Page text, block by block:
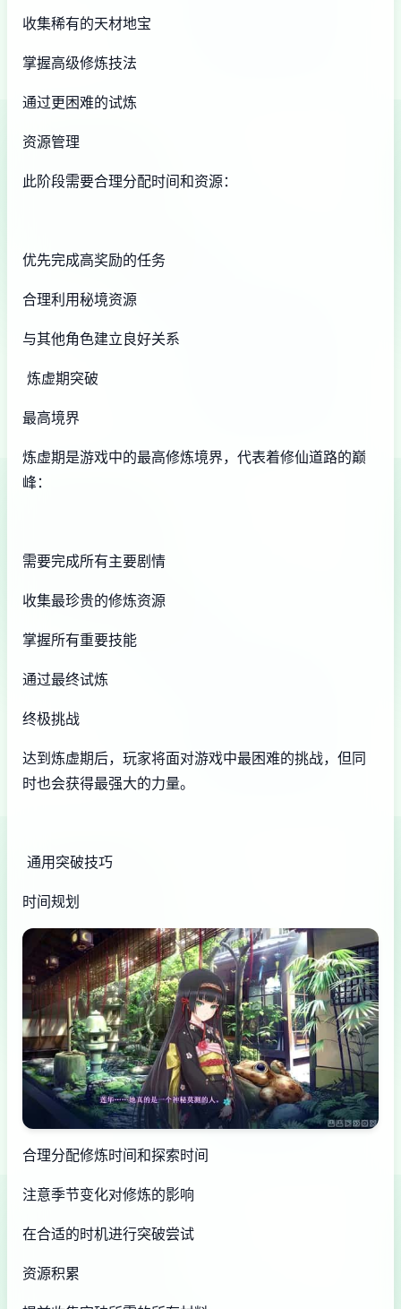
收集稀有的天材地宝
掌握高级修炼技法
通过更困难的试炼
资源管理
此阶段需要合理分配时间和资源：
优先完成高奖励的任务
合理利用秘境资源
与其他角色建立良好关系
炼虚期突破
最高境界
炼虚期是游戏中的最高修炼境界，代表着修仙道路的巅
峰：
需要完成所有主要剧情
收集最珍贵的修炼资源
掌握所有重要技能
通过最终试炼
终极挑战
达到炼虚期后，玩家将面对游戏中最困难的挑战，但同
时也会获得最强大的力量。
通用突破技巧
时间规划
合理分配修炼时间和探索时间
注意季节变化对修炼的影响
在合适的时机进行突破尝试
资源积累